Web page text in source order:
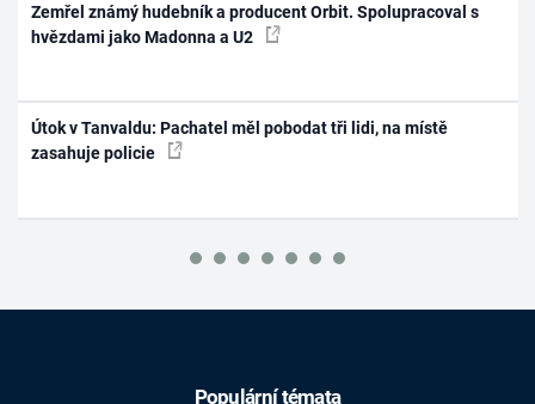
Zemřel známý hudebník a producent Orbit. Spolupracoval s
hvězdami jako Madonna a U2
Útok v Tanvaldu: Pachatel měl pobodat tři lidi, na místě
zasahuje policie
Populární témata